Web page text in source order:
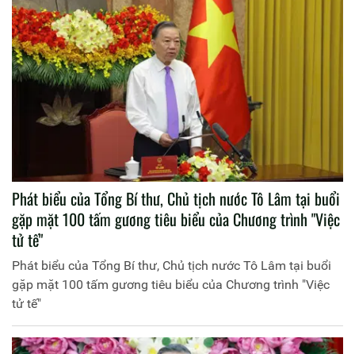
Phát biểu của Tổng Bí thư, Chủ tịch nước Tô Lâm tại buổi
gặp mặt 100 tấm gương tiêu biểu của Chương trình "Việc
tử tế"
Phát biểu của Tổng Bí thư, Chủ tịch nước Tô Lâm tại buổi
gặp mặt 100 tấm gương tiêu biểu của Chương trình "Việc
tử tế"